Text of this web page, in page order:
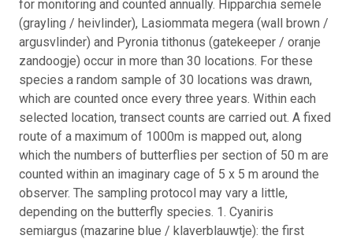
for monitoring and counted annually. Hipparchia semele
(grayling / heivlinder), Lasiommata megera (wall brown /
argusvlinder) and Pyronia tithonus (gatekeeper / oranje
zandoogje) occur in more than 30 locations. For these
species a random sample of 30 locations was drawn,
which are counted once every three years. Within each
selected location, transect counts are carried out. A fixed
route of a maximum of 1000m is mapped out, along
which the numbers of butterflies per section of 50 m are
counted within an imaginary cage of 5 x 5 m around the
observer. The sampling protocol may vary a little,
depending on the butterfly species. 1. Cyaniris
semiargus (mazarine blue / klaverblauwtje): the first